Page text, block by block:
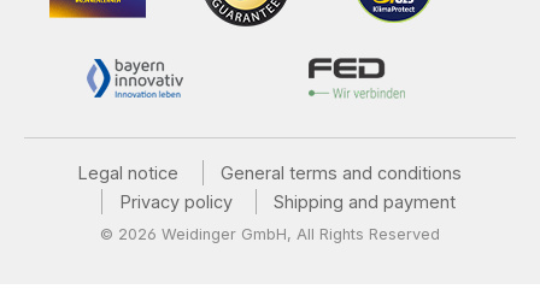
Legal notice
General terms and conditions
Privacy policy
Shipping and payment
© 2026 Weidinger GmbH, All Rights Reserved